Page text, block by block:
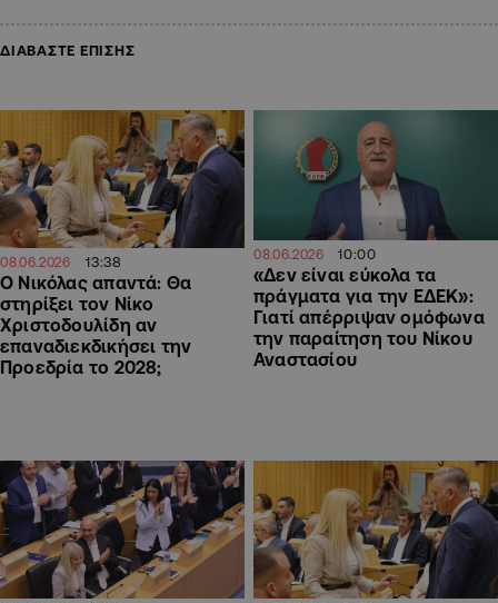
ΔΙΑΒΑΣΤΕ ΕΠΙΣΗΣ
08.06.2026 13:38
Ο Νικόλας απαντά: Θα
στηρίξει τον Νίκο
Χριστοδουλίδη αν
επαναδιεκδικήσει την
Προεδρία το 2028;
08.06.2026 10:00
«Δεν είναι εύκολα τα
πράγματα για την ΕΔΕΚ»:
Γιατί απέρριψαν ομόφωνα
την παραίτηση του Νίκου
Αναστασίου